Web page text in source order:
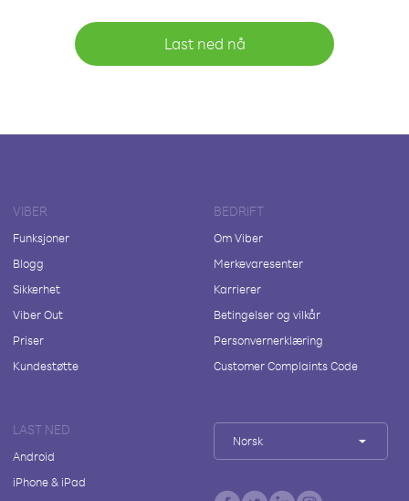
Last ned nå
VIBER
Funksjoner
Blogg
Sikkerhet
Viber Out
Priser
Kundestøtte
BEDRIFT
Om Viber
Merkevaresenter
Karrierer
Betingelser og vilkår
Personvernerklæring
Customer Complaints Code
LAST NED
Android
iPhone & iPad
Norsk